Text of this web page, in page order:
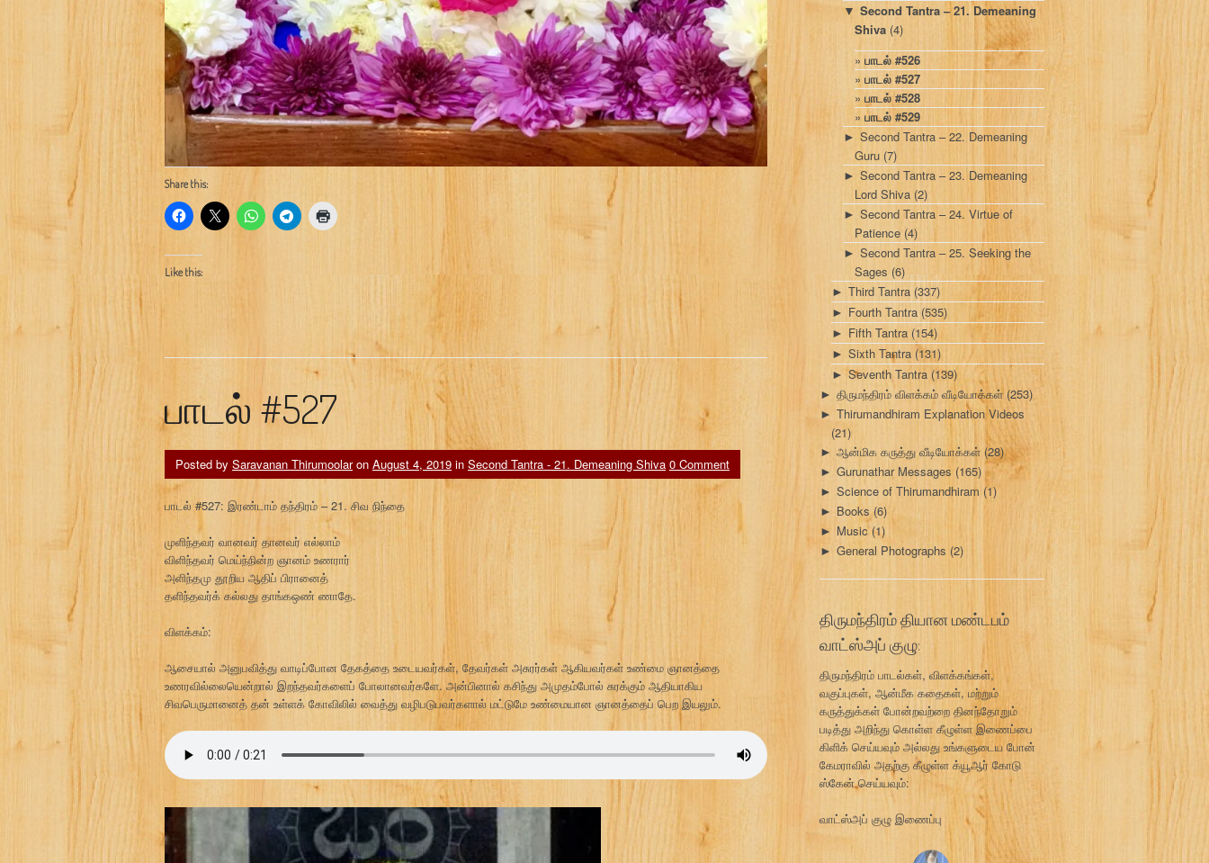
Share this:
Like this:
பாடல் #527
Posted by Saravanan Thirumoolaron August 4, 2019 in Second Tantra - 21. Demeaning Shiva 0 Comment
பாடல் #527: இரண்டாம் தந்திரம் – 21. சிவ நிந்தை
முளிந்தவர் வானவர் தானவர் எல்லாம்
விளிந்தவர் மெய்ந்நின்ற ஞானம் உணரார்
அளிந்தமு தூறிய ஆதிப் பிரானைத்
தளிந்தவர்க் கல்லது தாங்கஒண் ணாதே.
விளக்கம்:
ஆசையால் அனுபவித்து வாடிப்போன தேகத்தை உடையவர்கள், தேவர்கள் அசுரர்கள் ஆகியவர்கள் உண்மை ஞானத்தை
உணரவில்லையென்றால் இறந்தவர்களைப் போலானவர்களே. அன்பினால் கசிந்து அமுதம்போல் சுரக்கும் ஆதியாகிய
சிவபெருமானைத் தன் உள்ளக் கோவிலில் வைத்து வழிபடுபவர்களால் மட்டுமே உண்மையான ஞானத்தைப் பெற இயலும்.
▼ Second Tantra – 21. Demeaning
Shiva (4)
பாடல் #526
பாடல் #527
பாடல் #528
பாடல் #529
► Second Tantra – 22. Demeaning
Guru (7)
► Second Tantra – 23. Demeaning
Lord Shiva (2)
► Second Tantra – 24. Virtue of
Patience (4)
► Second Tantra – 25. Seeking the
Sages (6)
► Third Tantra (337)
► Fourth Tantra (535)
► Fifth Tantra (154)
► Sixth Tantra (131)
► Seventh Tantra (139)
► திருமந்திரம் விளக்கம் வீடியோக்கள்(253)
► Thirumandhiram Explanation Videos
(21)
► ஆன்மிக கருத்து வீடியோக்கள் (28)
► Gurunathar Messages (165)
► Science of Thirumandhiram (1)
► Books(6)
► Music (1)
► General Photographs (2)
திருமந்திரம் தியான மண்டபம்
வாட்ஸ்அப் குழு:
திருமந்திரம் பாடல்கள், விளக்கங்கள்,
வகுப்புகள், ஆன்மீக கதைகள், மற்றும்
கருத்துக்கள் போன்றவற்றை தினந்தோறும்
படித்து அறிந்து கொள்ள கீழுள்ள இணைப்பை
கிளிக் செய்யவும் அல்லது உங்களுடைய போன்
கேமராவில் அதற்கு கீழுள்ள க்யூஆர் கோடு
ஸ்கேன் செய்யவும்:
வாட்ஸ்அப் குழு இணைப்பு